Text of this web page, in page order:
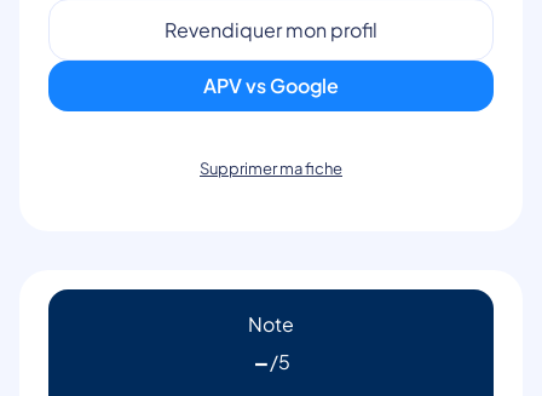
Revendiquer mon profil
APV vs Google
Supprimer ma fiche
Note
-